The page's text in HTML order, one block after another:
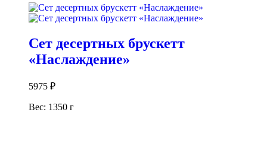
Сет десертных брускетт
«Наслаждение»
5975 ₽
Вес: 1350 г